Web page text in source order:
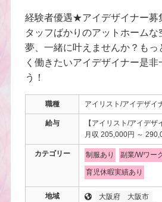
経験者優遇★アイデザイナー
タッフばかりのアットホーム
夢、一緒に叶えませんか？もっ
く働きたいアイデザイナー是非
う！
職種 アイリスト/アイデザイ
給与
【アイリスト/アイデザ
月収 205,000円 ～
カテゴリー 制服あり 副業/Wワー
育児休暇実績あり
地域 大阪府
大阪市